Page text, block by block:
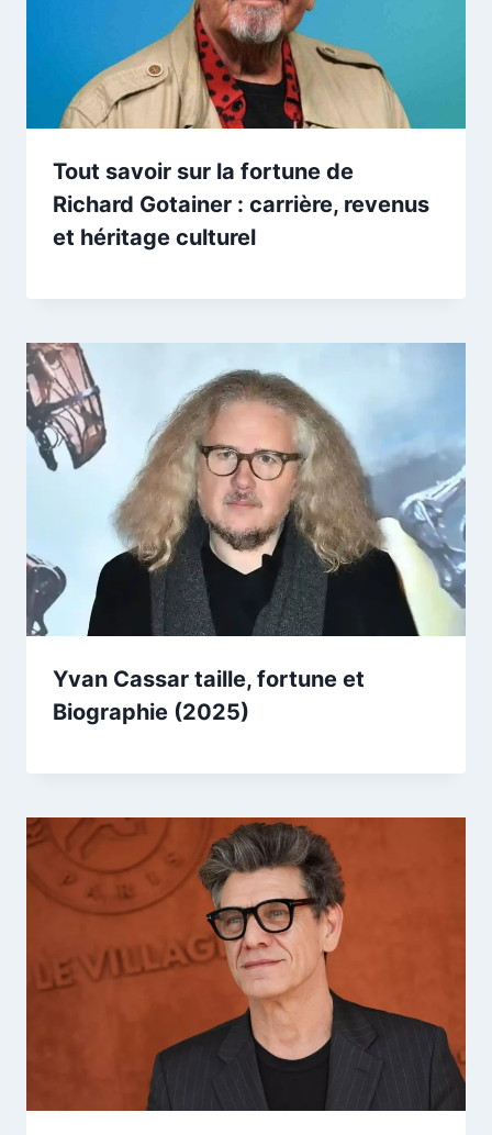
Tout savoir sur la fortune de
Richard Gotainer : carrière, revenus
et héritage culturel
Yvan Cassar taille, fortune et
Biographie (2025)